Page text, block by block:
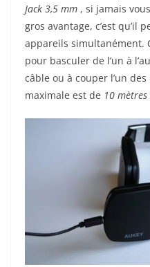
Jack 3,5 mm , si jamais
gros avantage, c’est qu’il
appareils simultanément.
pour basculer de l’un à
câble ou à couper l’un
maximale est de 10 mètres